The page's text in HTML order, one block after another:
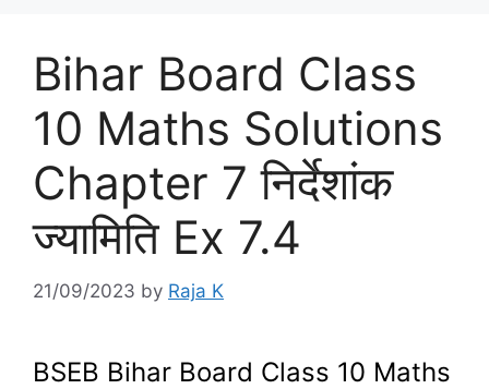
Bihar Board Class
10 Maths Solutions
Chapter 7 निर्देशांक
ज्यामिति Ex 7.4
21/09/2023 by Raja K
BSEB Bihar Board Class 10 Maths